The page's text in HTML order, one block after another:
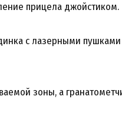
прицела джойстиком.
с лазерными
зоны, а